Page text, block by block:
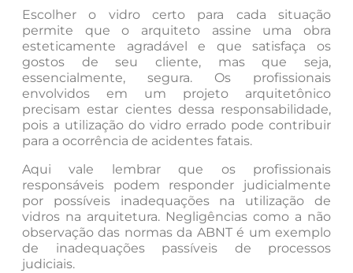
Escolher o vidro certo para cada situação
permite que o arquiteto assine uma obra
esteticamente agradável e que satisfaça os
gostos de seu cliente, mas que seja,
essencialmente, segura. Os profissionais
envolvidos em um projeto arquitetônico
precisam estar cientes dessa responsabilidade,
pois a utilização do vidro errado pode contribuir
para a ocorrência de acidentes fatais.
Aqui vale lembrar que os profissionais
responsáveis podem responder judicialmente
por possíveis inadequações na utilização de
vidros na arquitetura. Negligências como a não
observação das normas da ABNT é um exemplo
de inadequações passíveis de processos
judiciais.